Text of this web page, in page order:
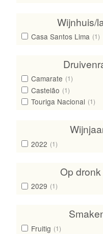
Wijnhuis/
Casa Santos Lima (1)
Camarate (1)
Castelão (1)
Touriga Nacional (1)
2022 (1)
Op
2029 (1)
Fruitig (1)